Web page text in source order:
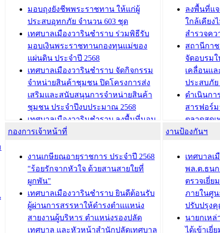
บทความ อื่นๆ ...
เทศบาลเมืองวารินชำราบ ร่วมการ
ประชุมวิชาการระดับนานาชาติและ
นิทรรศการด้านนวัตกรรมท้องถิ่น 2568
และรับรางวัลทีมนักวิจัยดีเด่นจาก
นวัตกรรมโครงการทะเบียนภาษีป้าย
ประชุมผู้เช่าอาคารพาณิชย์ บริเวณ
ถนนเกษมสุขและถนนประทุมเทพภักดี
บทความ อื่นๆ ...
เทศบาล
รับฟังคว
ผังเมือง
วารินชำ
เทศบาล
ซักซ้อมแ
ประโยช
บทความ อื่นๆ ...
มอบถุงยังชีพพระราชทาน ให้แก่ผู้
ประสบอุทกภัย จำนวน 603 ชุด
เทศบาลเมืองวารินชำราบ ร่วมพิธีรับ
มอบเงินพระราชทานกองทุนแม่ของ
แผ่นดิน ประจำปี 2568
เทศบาลเมืองวารินชำราบ จัดกิจกรรม
จำหน่ายสินค้าชุมชน ปิดโครงการส่ง
เสริมและสนับสนุนการจำหน่ายสินค้า
ชุมชน ประจำปีงบประมาณ 2568
เทศบาลเมืองวารินชำราบ ลงพื้นที่มอบ
น้ำดื่มแก่ผู้พักอาศัย ณ ศูนย์พักพิง
กองสวัสดิการสังคม เทศบาลเมือง
วารินชำราบ จัดโครงการอบรมอาชีพ
ระยะสั้น ประจำปี 2568 (หลักสูตรการ
ถักทอผลิตภัณฑ์จากถุงพลาสติก)
บทความ อื่นๆ ...
ลงพื้นที่แ
ใกล้เคียง
สำรวจค
สถานีกา
จัดอบรม
เคลื่อนแ
ประสบภั
ดำเนินกา
สารฟอร์
ตลาดสดเ
วารินชำร
ถนนแก่เ
เด็กเล็ก
เทศบาลเ
ปรึกษาห
วัยของอ
บทความ อื่นๆ ...
กองการเจ้าหน้าที่
งานเกษียณอายุราชการ ประจำปี 2568
"ร้อยรักจากหัวใจ ด้วยสานสายใยที่
ผูกพัน"
เทศบาลเมืองวารินชำราบ ยินดีต้อนรับ
ผู้ผ่านการสรรหาให้ดำรงตำแแหน่ง
สายงานผู้บริหาร ตำแหน่งรองปลัด
เทศบาล และหัวหน้าสำนักปลัดเทศบาล
งานป้องกันฯ
เทศบาลเ
พล.ต.ธน
ตรวจเยี่ย
ภายในศู
ปรับปรุง
นายกเห
ได้เข้าเยี่